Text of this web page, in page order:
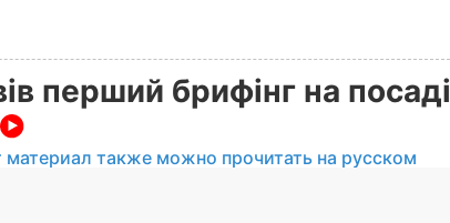
перший брифінг на посаді
материал также можно прочитать на русском